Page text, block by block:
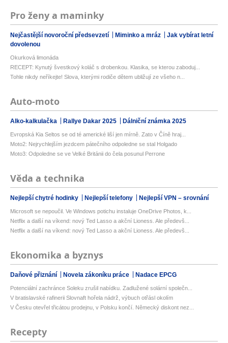
Pro ženy a maminky
Nejčastější novoroční předsevzetí Miminko a mráz
Jak vybírat letní
dovolenou
Okurková limonáda
RECEPT: Kynutý švestkový koláč s drobenkou. Klasika, se kterou zaboduj...
Tohle nikdy neříkejte! Slova, kterými rodiče dětem ubližují ze všeho n...
Auto-moto
Alko-kalkulačka Rallye Dakar 2025 Dálniční známka 2025
Evropská Kia Seltos se od té americké liší jen mírně. Zato v Číně hraj...
Moto2: Nejrychlejším jezdcem pátečního odpoledne se stal Holgado
Moto3: Odpoledne se ve Velké Británii do čela posunul Perrone
Věda a technika
Nejlepší chytré hodinky Nejlepší telefony Nejlepší VPN – srovnání
Microsoft se nepoučil. Ve Windows potichu instaluje OneDrive Photos, k...
Netflix a další na víkend: nový Ted Lasso a akční Lioness. Ale předevš...
Netflix a další na víkend: nový Ted Lasso a akční Lioness. Ale předevš...
Ekonomika a byznys
Daňové přiznání Novela zákoníku práce Nadace EPCG
Potenciální zachránce Soleku zrušil nabídku. Zadlužené solární společn...
V bratislavské rafinerii Slovnaft hořela nádrž, výbuch otřásl okolím
V Česku otevřel třicátou prodejnu, v Polsku končí. Německý diskont nez...
Recepty